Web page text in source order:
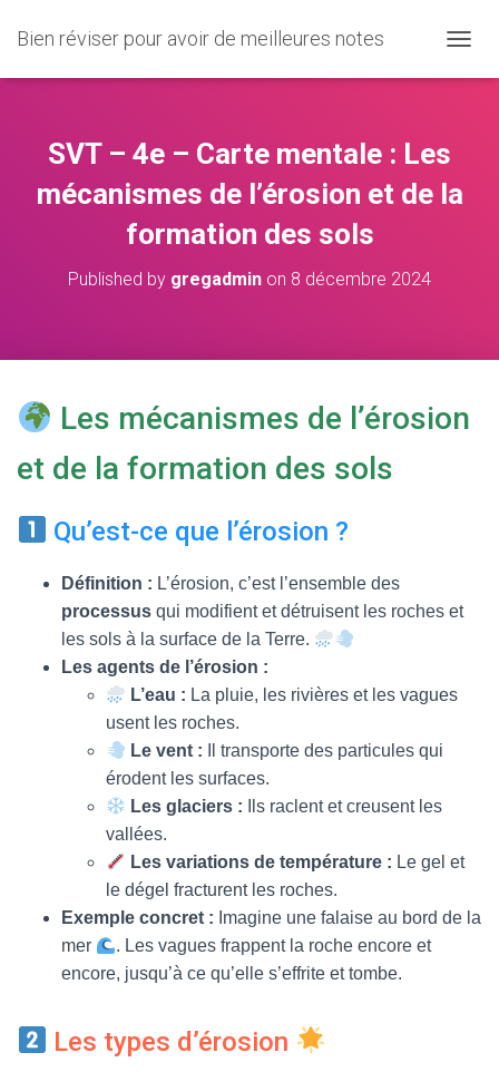
Bien réviser pour avoir de meilleures notes
U
F
V
SVT – 4e – Carte mentale : Les
mécanismes de l’érosion et de la
formation des sols
Published by gregadmin on 8 décembre 2024
Les mécanismes de l’érosion
et de la formation des sols
Qu’est-ce que l’érosion ?
Définition : L’érosion, c’est l’ensemble des
processus qui modifient et détruisent les roches et
les sols à la surface de la Terre.
Les agents de l’érosion :
L’eau : La pluie, les rivières et les vagues
usent les roches.
Le vent : Il transporte des particules qui
érodent les surfaces.
Les glaciers : Ils raclent et creusent les
vallées.
Les variations de température : Le gel et
le dégel fracturent les roches.
Exemple concret : Imagine une falaise au bord de la
mer
. Les vagues frappent la roche encore et
encore, jusqu’à ce qu’elle s’effrite et tombe.
Les types d’érosion